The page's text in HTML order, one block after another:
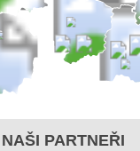
NAŠI PARTNEŘI